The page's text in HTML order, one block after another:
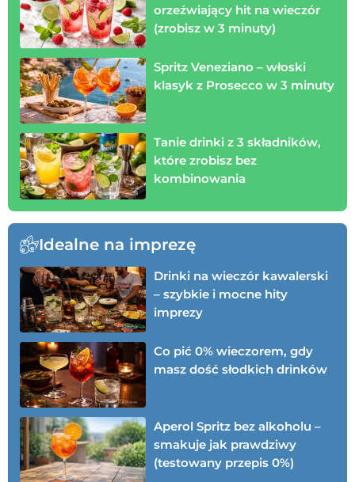
orzeźwiający hit na wieczór
(zrobisz w 3 minuty)
Spritz Veneziano – włoski
klasyk z Prosecco w 3 minuty
Tanie drinki z 3 składników,
które zrobisz bez
kombinowania
Idealne na imprezę
Drinki na wieczór kawalerski
– szybkie i mocne hity
imprezy
Co pić 0% wieczorem, gdy
masz dość słodkich drinków
Aperol Spritz bez alkoholu –
smakuje jak prawdziwy
(testowany przepis 0%)